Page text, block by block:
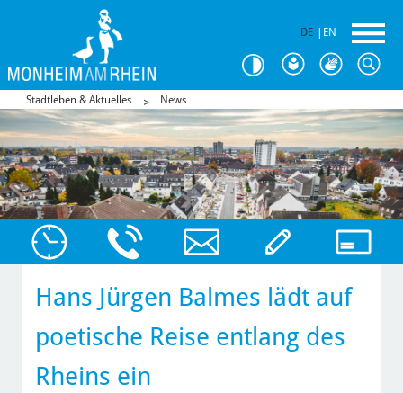
DE EN
Stadtleben & Aktuelles News
Hans Jürgen Balmes lädt auf
poetische Reise entlang des
Rheins ein